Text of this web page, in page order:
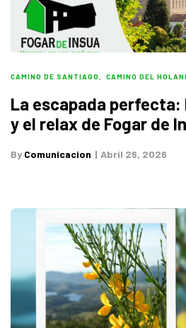
CAMINO DE SANTIAGO CAMINO DEL
La escapada perfecta:
y el relax de Fogar de
By Comunicacion Abril 26, 2026